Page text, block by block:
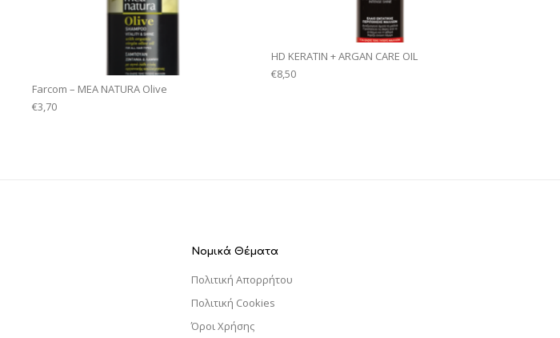
Farcom – MEA NATURA Olive
€3,70
HD KERATIN + ARGAN CARE OIL
€8,50
Νομικά Θέματα
Πολιτική Απορρήτου
Πολιτική Cookies
Όροι Χρήσης